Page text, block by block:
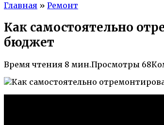
Главная » Ремонт
Как самостоятельно
бюджет
Время чтения 8 мин.Просмотры 68